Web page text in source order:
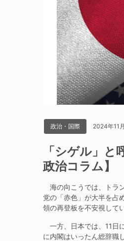
政治・国際 2024年11
「シゲル」
政治コラム】
海の向こうでは、トラ
党の「赤色」が大半を占
領の再登板を不安視して
一方、日本では、11日
に内閣はいったん総辞職